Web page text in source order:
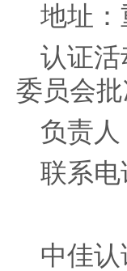
地址：
认证
委员会
负责
联系电
中佳